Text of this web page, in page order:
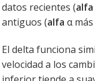
datos recientes (alfa
antiguos (alfa α
El delta funciona
velocidad a los